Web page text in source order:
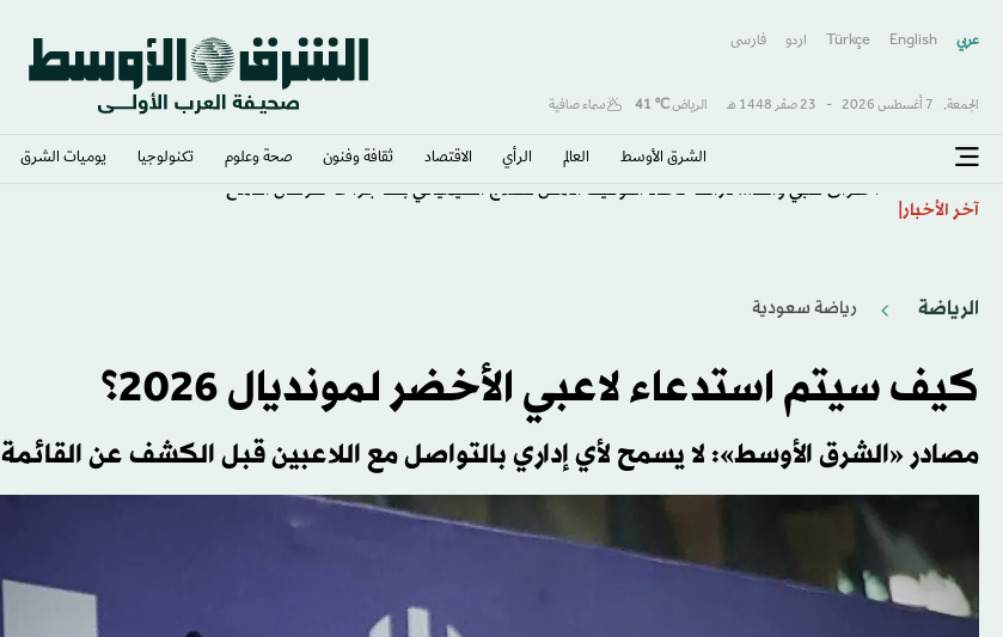
عربي English
Türkçe اردو فارسى
الجمعة, 7 أغسطس 2026 - 23 صفَر 1448 هـ الرياض℃
41 سماء صافية
الشرق الأوسط​ العالم الرأي الاقتصاد ثقافة وفنون صحة وعلوم تكنولوجيا يوميات الشرق​
آخر الأخبار اختراق طبي واعد... دراسة تحدد التوقيت الأمثل للعلاج الكيميائي بعد جراحة سرطان الدماغ
الرياضة رياضة سعودية
كيف سيتم استدعاء لاعبي الأخضر لمونديال 2026؟
مصادر «الشرق الأوسط»: لا يسمح لأي إداري بالتواصل مع اللاعبين قبل الكشف عن القائمة